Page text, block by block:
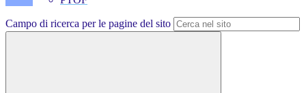
Campo di ricerca per le pagine del sito